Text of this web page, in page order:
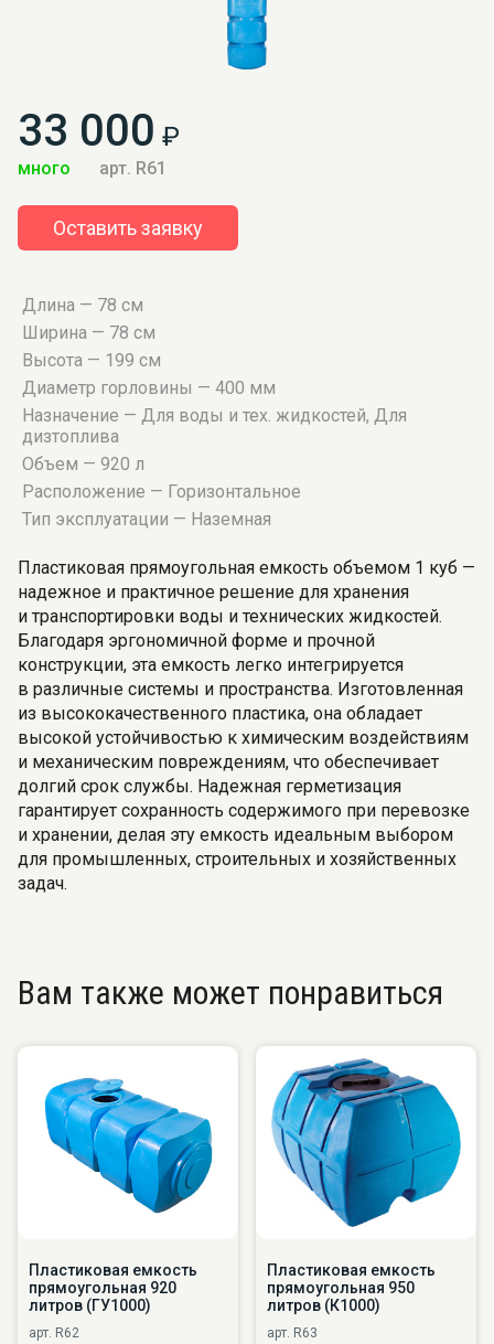
33 000 ₽
много арт. R61
Оставить заявку
Длина — 78 см
Ширина — 78 см
Высота — 199 см
Диаметр горловины — 400 мм
Назначение — Для воды и тех. жидкостей, Для
дизтоплива
Объем — 920 л
Расположение — Горизонтальное
Тип эксплуатации — Наземная
Пластиковая прямоугольная емкость объемом 1 куб —
надежное и практичное решение для хранения
и транспортировки воды и технических жидкостей.
Благодаря эргономичной форме и прочной
конструкции, эта емкость легко интегрируется
в различные системы и пространства. Изготовленная
из высококачественного пластика, она обладает
высокой устойчивостью к химическим воздействиям
и механическим повреждениям, что обеспечивает
долгий срок службы. Надежная герметизация
гарантирует сохранность содержимого при перевозке
и хранении, делая эту емкость идеальным выбором
для промышленных, строительных и хозяйственных
задач.
Вам также может понравиться
Пластиковая емкость
прямоугольная 920
литров (ГУ1000)
арт. R62
Пластиковая емкость
прямоугольная 950
литров (К1000)
арт. R63